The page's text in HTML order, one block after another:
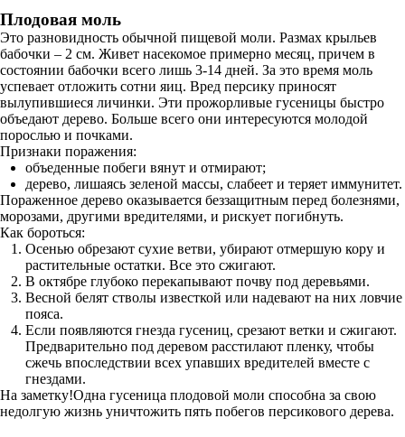
Плодовая моль
Это разновидность обычной пищевой моли. Размах крыльев
бабочки – 2 см. Живет насекомое примерно месяц, причем в
состоянии бабочки всего лишь 3-14 дней. За это время моль
успевает отложить сотни яиц. Вред персику приносят
вылупившиеся личинки. Эти прожорливые гусеницы быстро
объедают дерево. Больше всего они интересуются молодой
порослью и почками.
Признаки поражения:
объеденные побеги вянут и отмирают;
дерево, лишаясь зеленой массы, слабеет и теряет иммунитет.
Пораженное дерево оказывается беззащитным перед болезнями,
морозами, другими вредителями, и рискует погибнуть.
Как бороться:
Осенью обрезают сухие ветви, убирают отмершую кору и
растительные остатки. Все это сжигают.
В октябре глубоко перекапывают почву под деревьями.
Весной белят стволы известкой или надевают на них ловчие
пояса.
Если появляются гнезда гусениц, срезают ветки и сжигают.
Предварительно под деревом расстилают пленку, чтобы
сжечь впоследствии всех упавших вредителей вместе с
гнездами.
На заметку!Одна гусеница плодовой моли способна за свою
недолгую жизнь уничтожить пять побегов персикового дерева.